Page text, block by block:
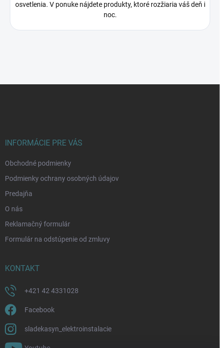
osvetlenia. V ponuke nájdete produkty, ktoré rozžiaria váš deň i
noc.
INFORMÁCIE PRE VÁS
Obchodné podmienky
Podmienky ochrany osobných údajov
Predajňa
O nás
Reklamačný formulár
Formulár na odstúpenie od zmluvy
KONTAKT
+421 42 4331028
Facebook
sladekasyn_elektroinstalacie